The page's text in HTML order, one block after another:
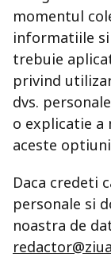
momentul
informatiile
trebuie
privind
dvs.
o explicatie
aceste
Daca credeti
personale si
noastra de